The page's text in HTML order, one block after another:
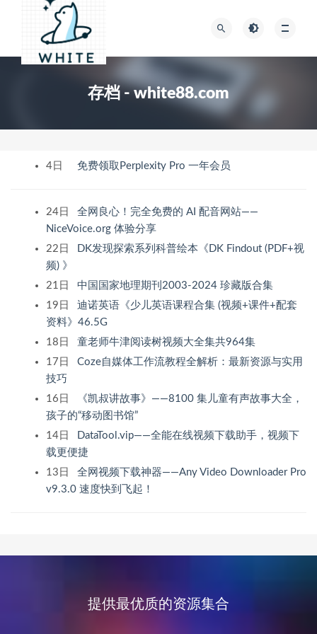
存档 - white88.com
4日 免费领取Perplexity Pro 一年会员
24日
全网良心！完全免费的 AI 配音网站——
NiceVoice.org 体验分享
22日
DK发现探索系列科普绘本《DK Findout (PDF+视
频) 》
21日
中国国家地理期刊2003-2024 珍藏版合集
19日
迪诺英语《少儿英语课程合集 (视频+课件+配套
资料》46.5G
18日
童老师牛津阅读树视频大全集共964集
17日
Coze自媒体工作流教程全解析：最新资源与实用
技巧
16日
《凯叔讲故事》——8100 集儿童有声故事大全，
孩子的“移动图书馆”
14日
DataTool.vip——全能在线视频下载助手，视频下
载更便捷
13日
全网视频下载神器——Any Video Downloader Pro
v9.3.0 速度快到飞起！
提供最优质的资源集合